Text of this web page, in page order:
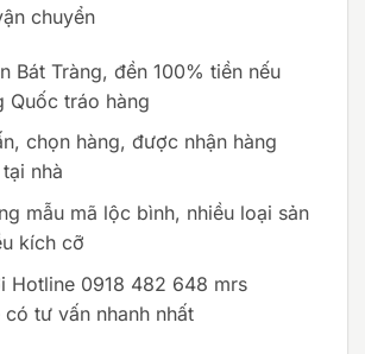
chuyển
Bát Tràng, đền 100% tiền nếu
Quốc tráo hàng
chọn hàng, được nhận hàng
nhà
mẫu mã lộc bình, nhiều loại sản
kích cỡ
Hotline 0918 482 648 mrs
có tư vấn nhanh nhất